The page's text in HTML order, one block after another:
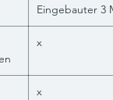
Eingebauter 3
x
x